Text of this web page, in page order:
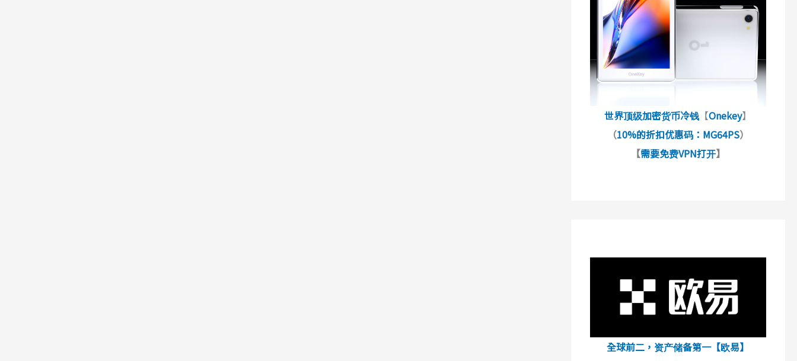
世界顶级加密货币冷钱 【Onekey】
（10%的折扣优惠码：MG64PS）
【需要免费VPN打开】
全球前二，资产储备第一【欧易】